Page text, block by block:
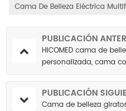
Cama De Belleza Eléctrica
PUBLICACIÓN
HICOMED cama de
personalizada, cama
salón, mesa de
PUBLICACIÓN
Cama de belleza